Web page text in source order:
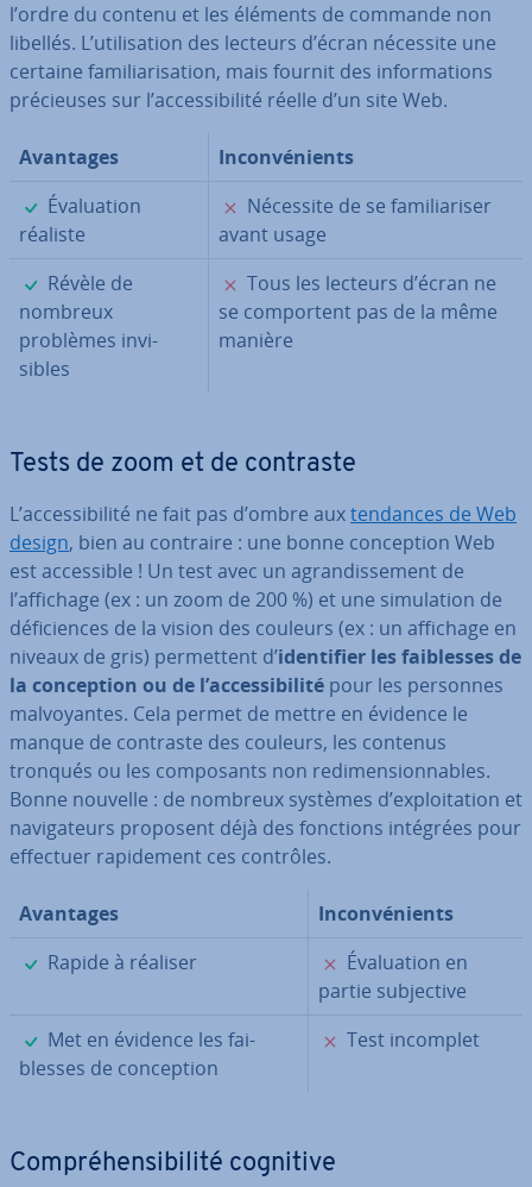
l’ordre du contenu et les éléments de commande non
libellés. L’uti­li­sa­tion des lecteurs d’écran nécessite une
certaine fa­mi­lia­ri­sa­tion, mais fournit des in­for­ma­tions
pré­cieuses sur l’ac­ces­si­bi­lité réelle d’un site Web.
Avantages
In­con­vé­nients
✓
Éva­lua­tion
réaliste
✗
Nécessite de se fa­mi­lia­ri­ser
avant usage
✓
Révèle de
nombreux
problèmes in­vi­
sibles
✗
Tous les lecteurs d’écran ne
se com­por­tent pas de la même
manière
Tests de zoom et de contraste
L’ac­ces­si­bi­lité ne fait pas d’ombre auxtendances de Web
design, bien au contraire : une bonne con­cep­tion Web
est ac­ces­sible ! Un test avec un agran­dis­se­ment de
l’affichage (ex : un zoom de 200 %) et une si­mu­la­tion de
dé­fi­ciences de la vision des couleurs (ex : un affichage en
niveaux de gris) per­met­tent d’iden­ti­fier les fai­blesses de
la con­cep­tion ou de l’ac­ces­si­bi­lité pour les personnes
mal­voyantes. Cela permet de mettre en évidence le
manque de contraste des couleurs, les contenus
tronqués ou les com­po­sants non re­di­men­sion­nables.
Bonne nouvelle : de nombreux systèmes d’ex­ploi­ta­tion et
na­vi­ga­teurs proposent déjà des fonctions intégrées pour
effectuer ra­pi­de­ment ces contrôles.
Avantages
In­con­vé­nients
✓
Rapide à réaliser ✗
Éva­lua­tion en
partie sub­jec­tive
✓
Met en évidence les fai­
blesses de con­cep­tion
✗
Test incomplet
Com­pré­hen­si­bi­lité cognitive